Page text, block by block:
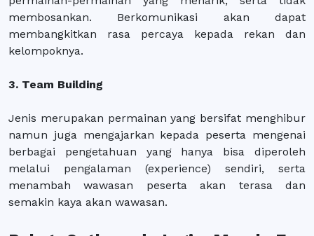
membosankan. Berkomunikasi akan dapat
membangkitkan rasa percaya kepada rekan dan
kelompoknya.
3. Team Building
Jenis merupakan permainan yang bersifat menghibur
namun juga mengajarkan kepada peserta mengenai
berbagai pengetahuan yang hanya bisa diperoleh
melalui pengalaman (experience) sendiri, serta
menambah wawasan peserta akan terasa dan
semakin kaya akan wawasan.